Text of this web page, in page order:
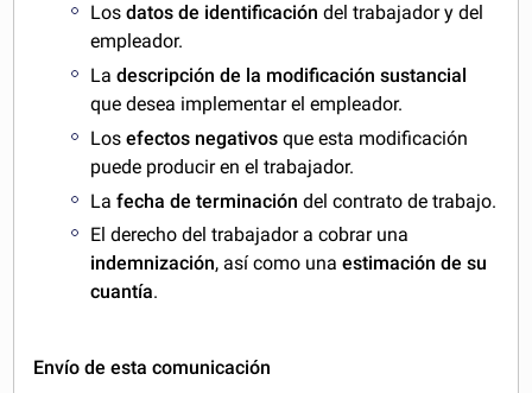
Losdatos de identificación del trabajador y del
empleador.
Ladescripción de la modificación sustancial
que desea implementar el empleador.
Losefectos negativos que esta modificación
puede producir en el trabajador.
Lafecha de terminación del contrato de trabajo.
El derecho del trabajador a cobrar una
indemnización, así como una estimación de su
cuantía.
Envío de esta comunicación